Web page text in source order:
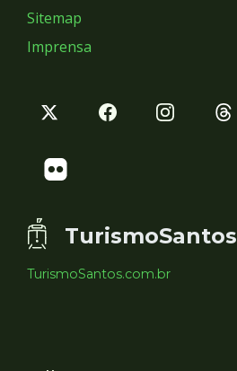
Sitemap
Imprensa
TurismoSantos
TurismoSantos.com.br